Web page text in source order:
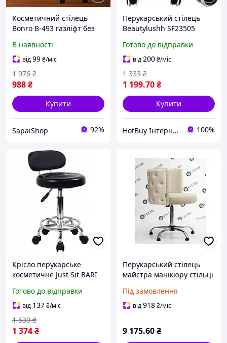
Косметичний стілець
Bonro B-493 газліфт без
косметолога екошкіра
перукарський 5 коліс
В наявності
від99₴/міс
988₴
1 976 ₴
Купити
SapaiShop 92%
Перукарський стілець
Beautylushh SF23505
на колесах
Готово до відправки
від200₴/міс
1 199.70₴
1 333 ₴
Купити
HotBuy Інтернет-магазин 100%
Крісло перукарське
косметичне Just Sit BARI
косметолога
Готово до відправки
від 137₴/міс
1 374₴
1 539 ₴
Перукарський стілець
майстра манікюру стільці
манікюрна перукарське
крісло майстра VM20
Під замовлення
від918₴/міс
9 175.60₴